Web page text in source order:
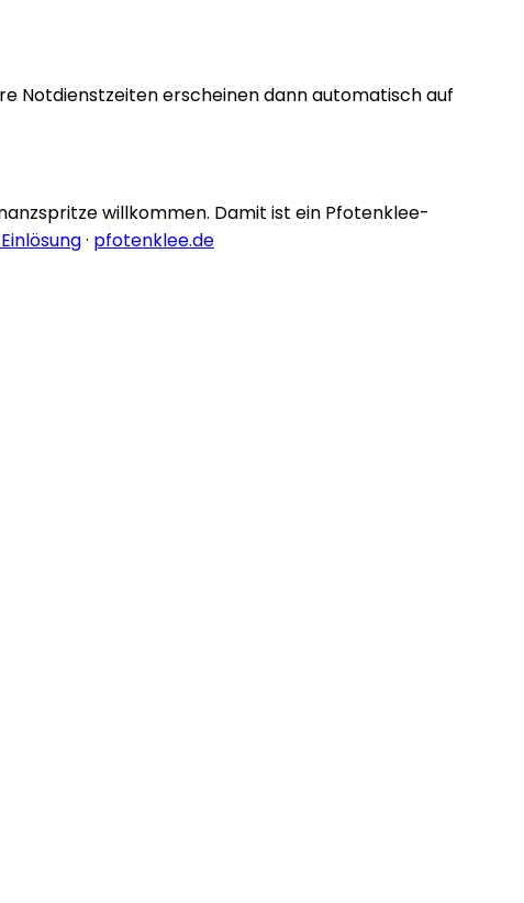
Notdienstzeiten erscheinen dann automatisch auf
willkommen. Damit ist ein Pfotenklee-
· pfotenklee.de